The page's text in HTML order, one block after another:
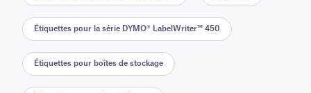
Étiquettes pour la série DYMO® LabelWriter™ 450
Étiquettes pour boîtes de stockage